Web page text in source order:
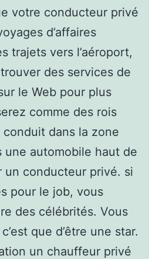
votre conducteur privé
d’affaires
trajets vers l’aéroport,
des services de
le Web pour plus
comme des rois
dans la zone
une automobile haut de
un conducteur privé. si
pour le job, vous
des célébrités. Vous
que d’être une star.
un chauffeur privé